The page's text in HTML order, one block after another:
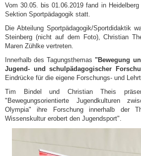
Vom 30.05. bis 01.06.2019 fand in
Sektion Sportpädagogik statt.
Die Abteilung Sportpädagogik/Sportdidaktik
Steinberg (nicht auf dem Foto), Christian
Maren Zühlke vertreten.
Innerhalb des Tagungsthemas"Bewegung
Jugend- und schulpädagogischer
Eindrücke für die eigene Forschungs- und
Tim Bindel und Christian Theis
" Bewegungsorientierte Jugendkulturen
Olympia" ihre Forschung innerhalb der
Wissenskultur erobert den Jugendsport".